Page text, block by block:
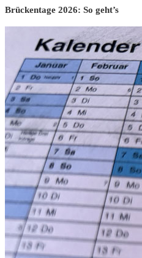
Brückentage 2026: So geht’s